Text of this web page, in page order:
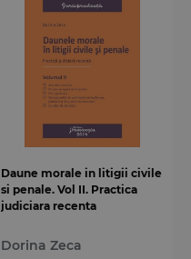
Daune morale in litigii civile
si penale. Vol II. Practica
judiciara recenta
Dorina Zeca